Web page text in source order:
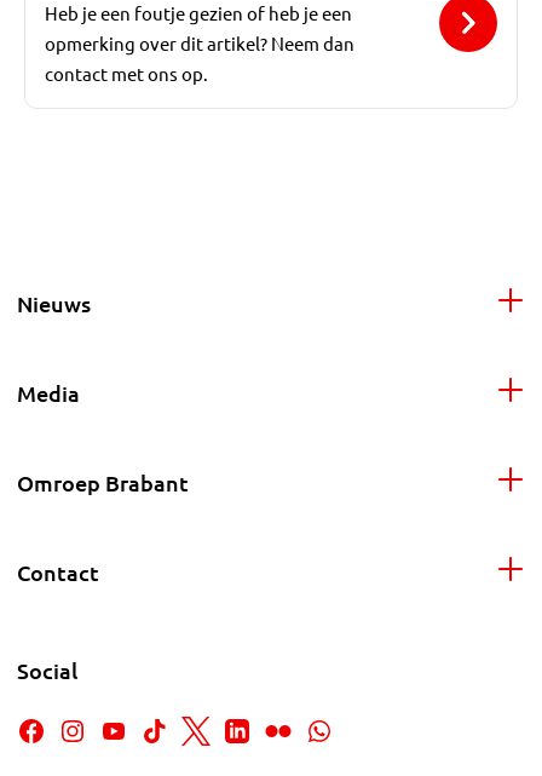
Heb je een foutje gezien of heb je een
opmerking over dit artikel? Neem dan
contact met ons op.
Nieuws
Media
Omroep Brabant
Contact
Social